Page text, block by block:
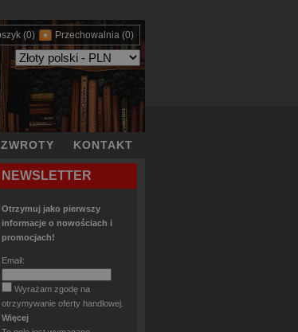
(0) Przechowalnia (0)
ZWROTY KONTAKT
NEWSLETTER
Otrzymuj jako pierwszy
informacje o nowościach i
promocjach!
Email:
Wyrażam zgodę na
otrzymywanie oferty handlowej.
Więcej